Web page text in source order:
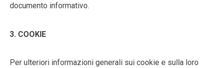
documento informativo.
3. COOKIE
Per ulteriori informazioni generali sui cookie e sulla loro